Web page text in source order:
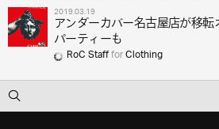
2019.03.19
アンダーカバー名古屋店が移
パーティーも
RoC StaffforClothing